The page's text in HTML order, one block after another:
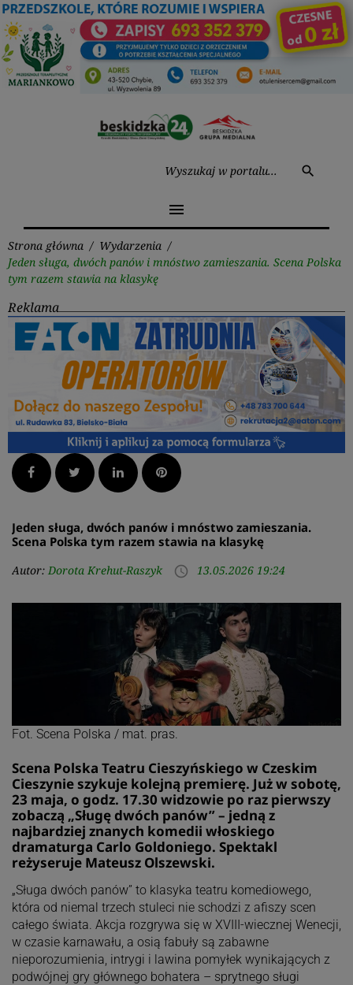
Przejdź
do
treści
search
menu
Strona główna / Wydarzenia /
Jeden sługa, dwóch panów i mnóstwo zamieszania. Scena Polska
tym razem stawia na klasykę
Reklama
Facebook Twitter LinkedInPinterest
Jeden sługa, dwóch panów i mnóstwo zamieszania.
Scena Polska tym razem stawia na klasykę
Autor: Dorota Krehut-Raszyk access_time 13.05.2026 19:24
Fot. Scena Polska / mat. pras.
Scena Polska Teatru Cieszyńskiego w Czeskim
Cieszynie szykuje kolejną premierę. Już w sobotę,
23 maja, o godz. 17.30 widzowie po raz pierwszy
zobaczą „Sługę dwóch panów” – jedną z
najbardziej znanych komedii włoskiego
dramaturga Carlo Goldoniego. Spektakl
reżyseruje Mateusz Olszewski.
„Sługa dwóch panów” to klasyka teatru komediowego,
która od niemal trzech stuleci nie schodzi z afiszy scen
całego świata. Akcja rozgrywa się w XVIII-wiecznej Wenecji,
w czasie karnawału, a osią fabuły są zabawne
nieporozumienia, intrygi i lawina pomyłek wynikających z
podwójnej gry głównego bohatera – sprytnego sługi